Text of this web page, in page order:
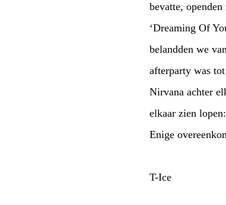
bevatte, openden ze live met
belandden we
afterparty was tot slot in Rotown, waar het nog erg gezellig werd, helemaal toen ze op het eind The Hives en
Nirvana achter elkaar draaiden. Zo
elkaar zien lopen: fitte, afgetrainde marathonlopers enerzijds en brakke, afgepilsde festivalgangers anderzijds.
T-Ice